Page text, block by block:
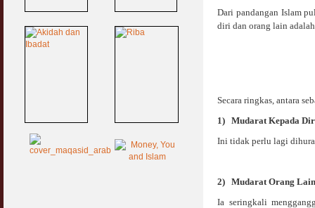
Dari pandangan Islam
diri dan orang lain
Secara ringkas, antara
1) Mudarat Kepada
Ini tidak perlu lagi
2) Mudarat Orang Lain
Ia seringkali